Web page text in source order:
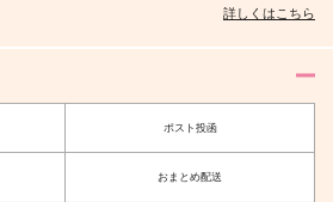
詳しくはこちら
ポスト投函
おまとめ配送